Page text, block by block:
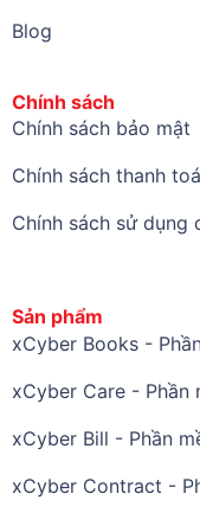
Blog
Chính sách
Chính sách bảo mật
Chính sách thanh
Chính sách sử dụng
Sản phẩm
xCyber Books -
xCyber Care - Phần
xCyber Bill - Phần
xCyber Contract -